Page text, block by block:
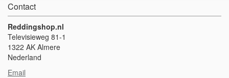
Contact
Reddingshop.nl
Televisieweg 81-1
1322 AK Almere
Nederland
Email